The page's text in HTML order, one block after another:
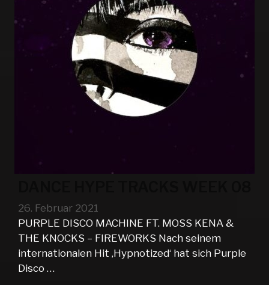
26. Februar 2021
PURPLE DISCO MACHINE FT. MOSS KENA &
THE KNOCKS – FIREWORKS Nach seinem
internationalen Hit ‚Hypnotized‘ hat sich Purple
Disco …